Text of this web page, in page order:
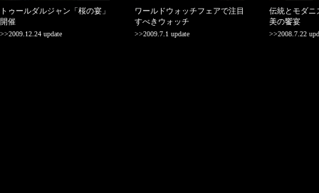
トゥールダルジャン「桜の宴」
開催
>>2009.12.24 update
ワールドウォッチフェアで注目
すべきウォッチ
>>2009.7.1 update
伝統とモダ
美の饗宴
>>2008.7.22